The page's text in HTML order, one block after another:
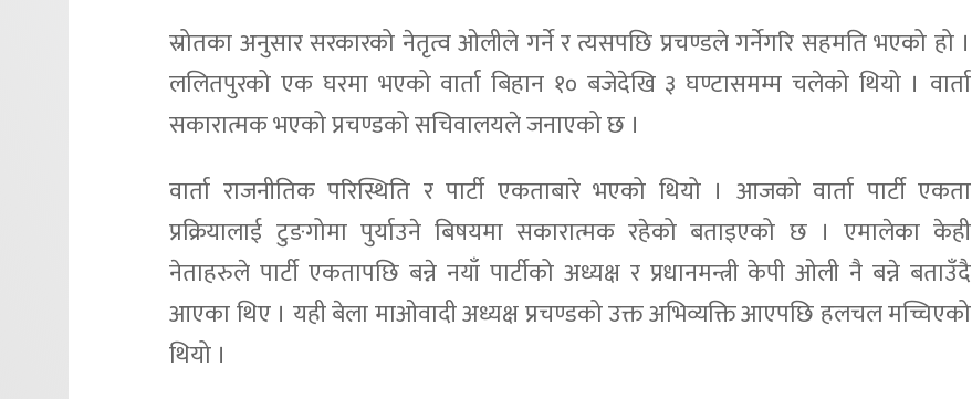
स्रोतका अनुसार सरकारको नेतृत्व ओलीले गर्ने र त्यसपछि प्रचण्डले गर्नेगरि सहमति भएको हो ।
ललितपुरको एक घरमा भएको वार्ता बिहान १० बजेदेखि ३ घण्टासमम्म चलेको थियो । वार्ता
सकारात्मक भएको प्रचण्डको सचिवालयले जनाएको छ ।
वार्ता राजनीतिक परिस्थिति र पार्टी एकताबारे भएको थियो । आजको वार्ता पार्टी एकता
प्रक्रियालाई टुङगोमा पुर्याउने बिषयमा सकारात्मक रहेको बताइएको छ । एमालेका केही
नेताहरुले पार्टी एकतापछि बन्ने नयाँ पार्टीको अध्यक्ष र प्रधानमन्त्री केपी ओली नै बन्ने बताउँदै
आएका थिए । यही बेला माओवादी अध्यक्ष प्रचण्डको उक्त अभिव्यक्ति आएपछि हलचल मच्चिएको
थियो ।